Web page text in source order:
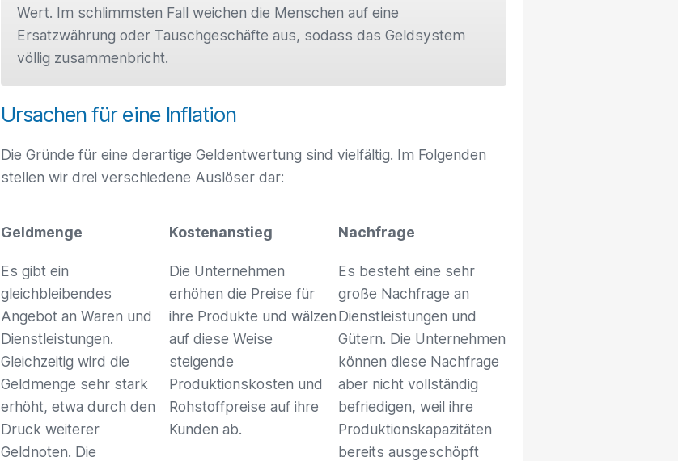
Wert. Im schlimmsten Fall weichen die Menschen auf eine
Ersatzwährung oder Tauschgeschäfte aus, sodass das Geldsystem
völlig zusammenbricht.
Ursachen für eine Inflation
Die Gründe für eine derartige Geldentwertung sind vielfältig. Im Folgenden
stellen wir drei verschiedene Auslöser dar:
Geldmenge
Es gibt ein
gleichbleibendes
Angebot an Waren und
Dienstleistungen.
Gleichzeitig wird die
Geldmenge sehr stark
erhöht, etwa durch den
Druck weiterer
Geldnoten. Die
Kostenanstieg
Die Unternehmen
erhöhen die Preise für
ihre Produkte und wälzen
auf diese Weise
steigende
Produktionskosten und
Rohstoffpreise auf ihre
Kunden ab.
Nachfrage
Es besteht eine sehr
große Nachfrage an
Dienstleistungen und
Gütern. Die Unternehmen
können diese Nachfrage
aber nicht vollständig
befriedigen, weil ihre
Produktionskapazitäten
bereits ausgeschöpft